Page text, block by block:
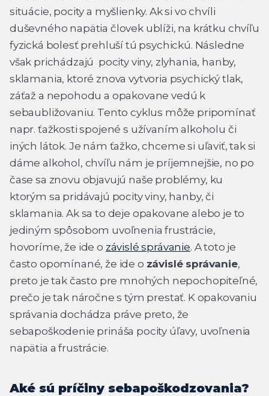
situácie, pocity a myšlienky. Ak si vo chvíli
duševného napätia človek ublíži, na krátku chvíľu
fyzická bolesť prehluší tú psychickú. Následne
však prichádzajú pocity viny, zlyhania, hanby,
sklamania, ktoré znova vytvoria psychický tlak,
záťaž a nepohodu a opakovane vedú k
sebaubližovaniu. Tento cyklus môže pripomínať
napr. ťažkosti spojené s užívaním alkoholu či
iných látok. Je nám ťažko, chceme si uľaviť, tak si
dáme alkohol, chvíľu nám je príjemnejšie, no po
čase sa znovu objavujú naše problémy, ku
ktorým sa pridávajú pocity viny, hanby, či
sklamania. Ak sa to deje opakovane alebo je to
jediným spôsobom uvoľnenia frustrácie,
hovoríme, že ide o závislé správanie. A toto je
často opomínané, že ide o závislé správanie,
preto je tak často pre mnohých nepochopiteľné,
prečo je tak náročne s tým prestať. K opakovaniu
správania dochádza práve preto, že
sebapoškodenie prináša pocity úľavy, uvoľnenia
napätia a frustrácie.
Aké sú príčiny sebapoškodzovania?